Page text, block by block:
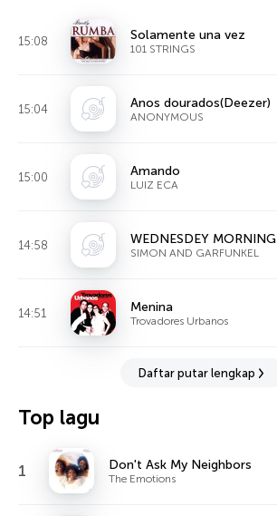
15:08 Solamente una vez
101 STRINGS
15:04 Anos dourados(Deezer)
ANONYMOUS
15:00 Amando
LUIZ ECA
14:58 WEDNESDEY MORNING
SIMON AND GARFUNKEL
14:51 Menina
Trovadores Urbanos
Daftar putar lengkap
Top lagu
1 Don't Ask My Neighbors
The Emotions